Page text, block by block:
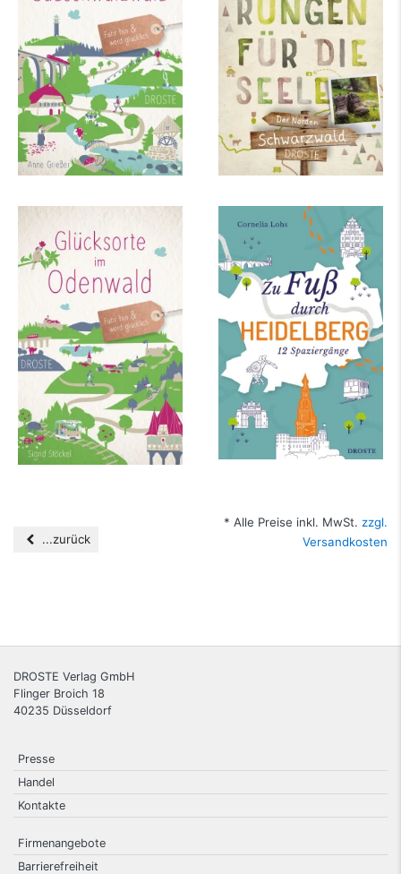
mehr Infos …
mehr Infos …
Glücksorte im
Odenwald
mehr Infos …
Zu Fuß durch
Heidelberg
mehr Infos …
...zurück
* Alle Preise inkl. MwSt. zzgl.
Versandkosten
DROSTE Verlag GmbH
Flinger Broich 18
40235 Düsseldorf
Presse
Handel
Kontakte
Firmenangebote
Barrierefreiheit